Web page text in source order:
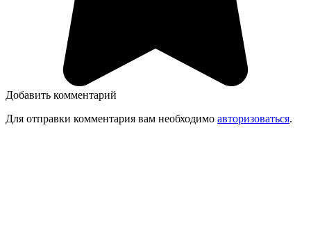
Добавить комментарий
Для отправки комментария вам необходимо авторизоваться.